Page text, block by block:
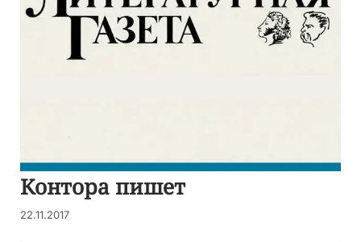
Контора пишет
22.11.2017